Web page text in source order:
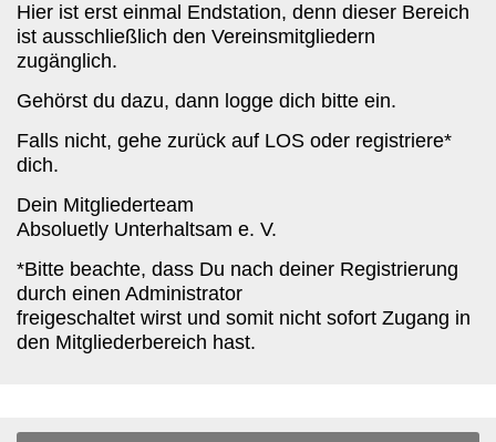
Hier ist erst einmal Endstation, denn dieser Bereich
ist ausschließlich den Vereinsmitgliedern
zugänglich.
Gehörst du dazu, dann logge dich bitte ein.
Falls nicht, gehe zurück auf LOS oder registriere*
dich.
Dein Mitgliederteam
Absoluetly Unterhaltsam e. V.
*Bitte beachte, dass Du nach deiner Registrierung
durch einen Administrator
freigeschaltet wirst und somit nicht sofort Zugang in
den Mitgliederbereich hast.